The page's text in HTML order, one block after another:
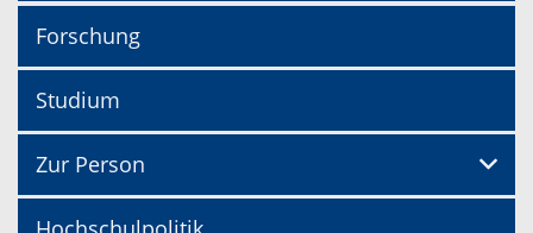
Forschung
Studium
Zur Person